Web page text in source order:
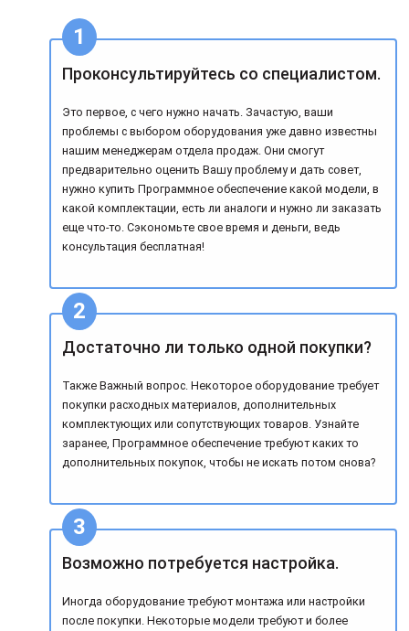
Проконсультируйтесь со специалистом.
Это первое, с чего нужно начать. Зачастую, ваши
проблемы с выбором оборудования уже давно известны
нашим менеджерам отдела продаж. Они смогут
предварительно оценить Вашу проблему и дать совет,
нужно купить Программное обеспечение какой модели, в
какой комплектации, есть ли аналоги и нужно ли заказать
еще что-то. Сэкономьте свое время и деньги, ведь
консультация бесплатная!
Достаточно ли только одной покупки?
Также Важный вопрос. Некоторое оборудование требует
покупки расходных материалов, дополнительных
комплектующих или сопутствующих товаров. Узнайте
заранее, Программное обеспечение требуют каких то
дополнительных покупок, чтобы не искать потом снова?
Возможно потребуется настройка.
Иногда оборудование требуют монтажа или настройки
после покупки. Некоторые модели требуют и более